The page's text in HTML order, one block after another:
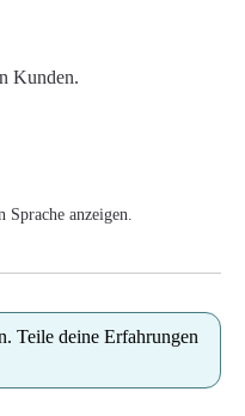
5 Sternen
Kunden.
Sprache anzeigen.
Teile deine Erfahrungen